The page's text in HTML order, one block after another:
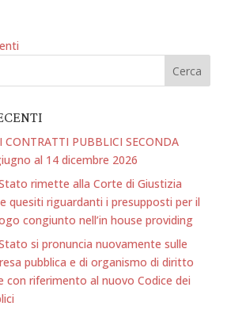
CONTRATTI PUBBLICI SECONDA
al 14 dicembre 2026
rimette alla Corte di Giustizia
quesiti riguardanti i presupposti per il
congiunto nell’in house providing
si pronuncia nuovamente sulle
pubblica e di organismo di diritto
con riferimento al nuovo Codice dei